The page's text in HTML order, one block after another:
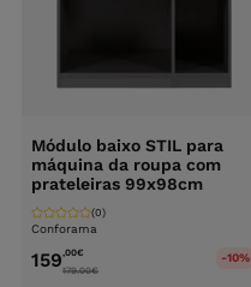
Módulo baixo STIL para
máquina da roupa com
prateleiras 99x98cm
Conforama
(0)
159,00€
179.00€
-10%